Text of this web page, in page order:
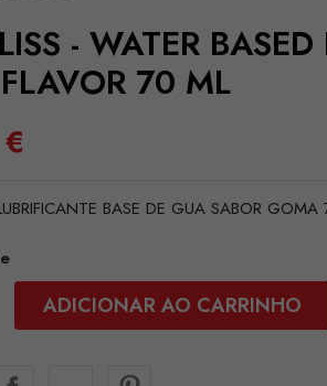
- WATER
70 ML
BASE DE GUA SABOR
ADICIONAR AO CARRINHO